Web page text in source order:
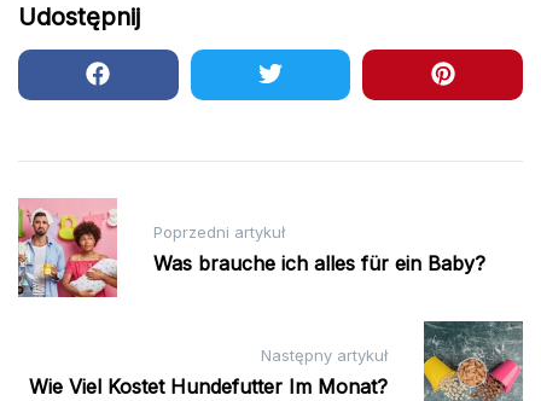
Udostępnij
Nawigacja
wpisu
Poprzedni artykuł
Was brauche ich alles für ein Baby?
Następny artykuł
Wie Viel Kostet Hundefutter Im Monat?